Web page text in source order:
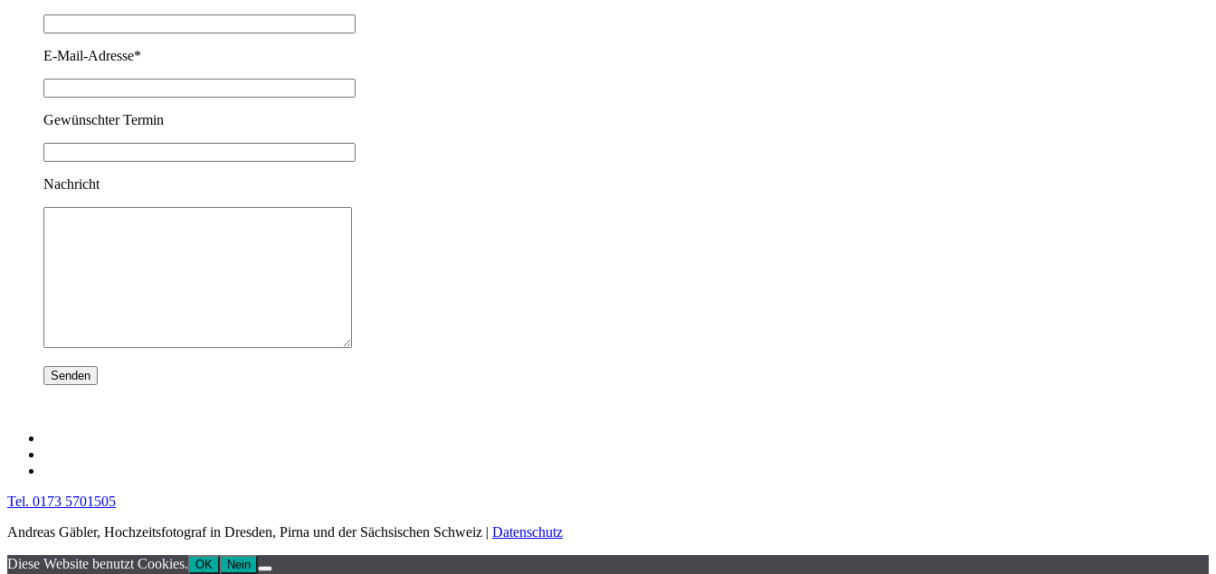
E-Mail-Adresse*
Gewünschter Termin
Nachricht
Tel. 0173 5701505
Andreas Gäbler, Hochzeitsfotograf in Dresden, Pirna und der Sächsischen Schweiz | Datenschutz
Diese Website benutzt Cookies. OK Nein